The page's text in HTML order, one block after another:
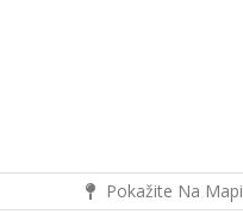
Pokažite Na Mapi